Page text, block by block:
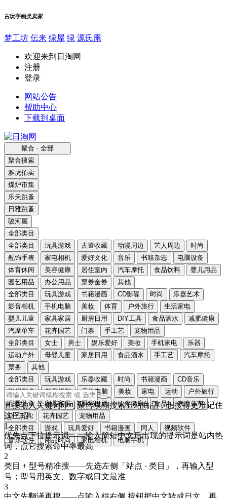
古玩字画类卖家
梦工坊 伝来 绿屋 绿 源氏庵
欢迎来到日淘网
注册
登录
网站公告
帮助中心
下载到桌面
聚合 · 全部
聚合搜索
雅虎拍卖
煤炉市集
乐天跳蚤
日雅跳蚤
骏河屋
全部类目
全部类目
玩具游戏 古董收藏 动漫周边 艺人周边
时尚
配饰手表
家电相机 爱好文化 音乐 书籍杂志
电脑设备
体育休闲
美容健康 居住室内 汽车摩托 食品饮料
婴儿用品
园艺用品
办公用品 票券金券
其他
全部类目
玩具游戏 书籍漫画 CD影碟 时尚
乐器艺术
影音相机
手机电脑 美妆 体育 户外旅行
生活家电
婴儿儿童
家具家居 厨房日用 DIY工具 食品酒水
减肥健康
汽摩单车
花卉园艺 门票 手工艺
宠物用品
全部类目
女士 男士 娱乐爱好 美妆 手机家电
乐器
运动户外
母婴儿童 家居日用 食品酒水 手工艺
汽车摩托
票务
其他
全部类目
玩具游戏 乐器收藏 时尚 书籍漫画
CD音乐
DVD影像
影音摄影 手机电脑 美妆 家电 运动
户外旅行
母婴儿童
家具家居 厨房日用 饮食健康 食品
汽摩单车
DIY工具
花卉园艺
宠物用品
全部类目
游戏 玩具爱好 书籍漫画 同人
视频软件
音乐软件
商品时尚 家电相机 电脑手机
直接输入关键词即可聚合模糊搜索五站商品，想搜得更准记住
这三招：
1
优先点下拉提示词——输入简短中文后出现的提示词是站内热
词，点它搜索命中率最高
2
类目 + 型号精准搜——先选左侧「站点 · 类目」，再输入型
号；型号用英文、数字或日文最准
3
中文先翻译再搜——点输入框右侧 按钮把中文转成日文 ，再